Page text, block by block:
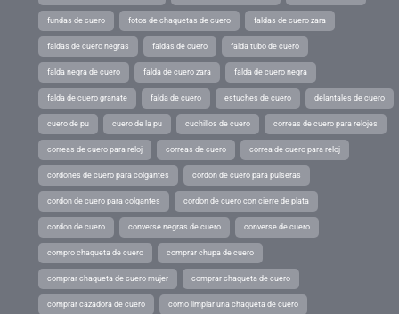
fundas de cuero fotos de chaquetas de cuero faldas de cuero zara
faldas de cuero negras faldas de cuero falda tubo de cuero
falda negra de cuero falda de cuero zara falda de cuero negra
falda de cuero granate falda de cuero estuches de cuero delantales de cuero
cuero de pu cuero de la pu cuchillos de cuero correas de cuero para relojes
correas de cuero para reloj correas de cuero correa de cuero para reloj
cordones de cuero para colgantes cordon de cuero para pulseras
cordon de cuero para colgantes cordon de cuero con cierre de plata
cordon de cuero converse negras de cuero converse de cuero
compro chaqueta de cuero comprar chupa de cuero
comprar chaqueta de cuero mujer comprar chaqueta de cuero
comprar cazadora de cuero como limpiar una chaqueta de cuero